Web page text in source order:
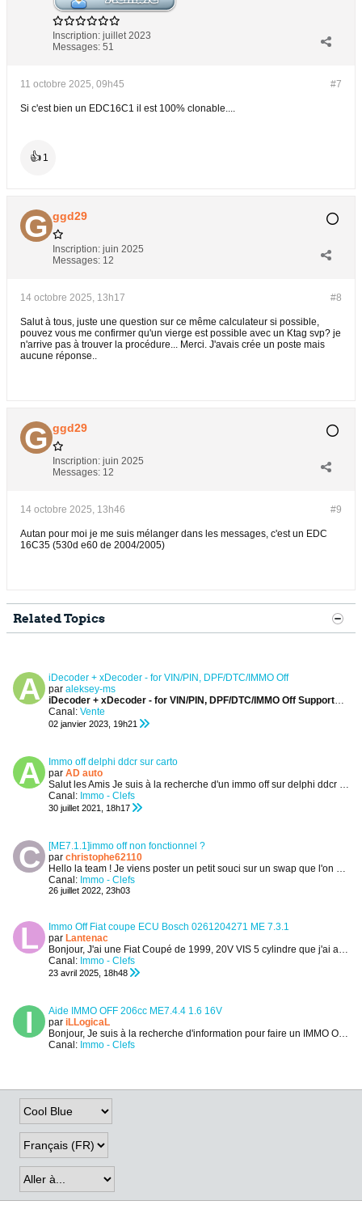
Inscription: juillet 2023
Messages: 51
#7
11 octobre 2025, 09h45
Si c'est bien un EDC16C1 il est 100% clonable....
👍 1
ggd29
Inscription: juin 2025
Messages: 12
#8
14 octobre 2025, 13h17
Salut à tous, juste une question sur ce même calculateur si possible,
pouvez vous me confirmer qu'un vierge est possible avec un Ktag svp? je
n'arrive pas à trouver la procédure... Merci. J'avais crée un poste mais
aucune réponse..
ggd29
Inscription: juin 2025
Messages: 12
#9
14 octobre 2025, 13h46
Autan pour moi je me suis mélanger dans les messages, c'est un EDC
16C35 (530d e60 de 2004/2005)
Related Topics
iDecoder + xDecoder - for VIN/PIN, DPF/DTC/IMMO Off
par aleksey-ms
iDecoder + xDecoder - for VIN/PIN, DPF/DTC/IMMO Off Supports of cars, ECU:
Canal: Vente
02 janvier 2023, 19h21
Immo off delphi ddcr sur carto
par AD auto
Salut les Amis Je suis à la recherche d'un immo off sur delphi ddcr sur carto
Canal: Immo - Clefs
30 juillet 2021, 18h17
[ME7.1.1]immo off non fonctionnel ?
par christophe62110
Hello la team ! Je viens poster un petit souci sur un swap que l'on vient de réaliser sur une golf IV.
Canal: Immo - Clefs
26 juillet 2022, 23h03
Immo Off Fiat coupe ECU Bosch 0261204271 ME 7.3.1
par Lantenac
Bonjour, J'ai une Fiat Coupé de 1999, 20V VIS 5 cylindre que j'ai acheté d'occasion en panne. C'est une version non turbo.
Canal: Immo - Clefs
23 avril 2025, 18h48
Aide IMMO OFF 206cc ME7.4.4 1.6 16V
par iLLogicaL
Bonjour, Je suis à la recherche d'information pour faire un IMMO OFF sur cet ECU.
Canal: Immo - Clefs